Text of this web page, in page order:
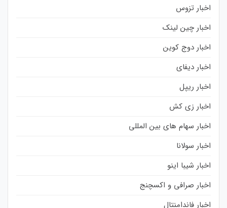
اخبار تزوس
اخبار چین لینک
اخبار دوج کوین
اخبار دیفای
اخبار ریپل
اخبار زی کش
اخبار سهام های بین المللی
اخبار سولانا
اخبار شیبا اینو
اخبار صرافی و اکسچنج
اخبار فاندامنتال